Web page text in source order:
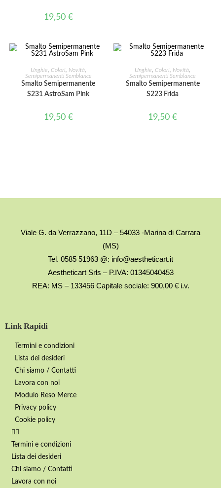
19,50 €
AGGIUNGI AL CARRELLO
Unghie Colori Novità,
Semipermanenti Semblance
Smalto Semipermanente
S231 AstroSam Pink
19,50 €
AGGIUNGI AL CARRELLO
Unghie ,Colori Novità
Semipermanenti Semblance
Smalto Semipermanente
S223 Frida
19,50€
Viale G. da Verrazzano, 11D – 54033 -Marina di Carrara
(MS)
Tel. 0585 51963 @: info@aestheticart.it
Aestheticart Srls – P.IVA: 01345040453
REA: MS – 133456 Capitale sociale: 900,00 € i.v.
Link Rapidi
Termini e condizioni
Lista dei desideri
Chi siamo / Contatti
Lavora con noi
Modulo Reso Merce
Privacy policy
Cookie policy
Termini e condizioni
Lista dei desideri
Chi siamo / Contatti
Lavora con noi